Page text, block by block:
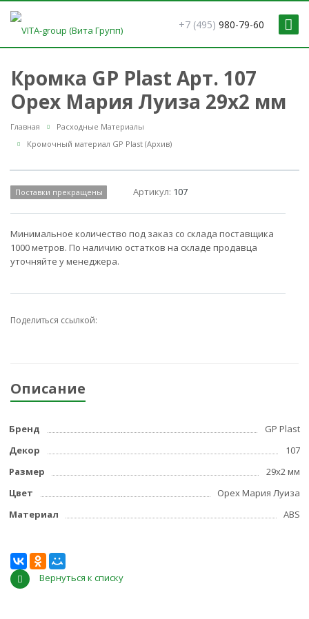
+7 (495) 980-79-60
Кромка GP Plast Арт. 107
Орех Мария Луиза 29x2 мм
Главная
Расходные Материалы
Кромочный материал GP Plast (Архив)
Поставки прекращены Артикул: 107
Минимальное количество под заказ со склада поставщика
1000 метров. По наличию остатков на складе продавца
уточняйте у менеджера.
Поделиться ссылкой:
Описание
Бренд
GP Plast
Декор
107
Размер
29x2 мм
Цвет
Орех Мария Луиза
Материал
ABS
Вернуться к списку